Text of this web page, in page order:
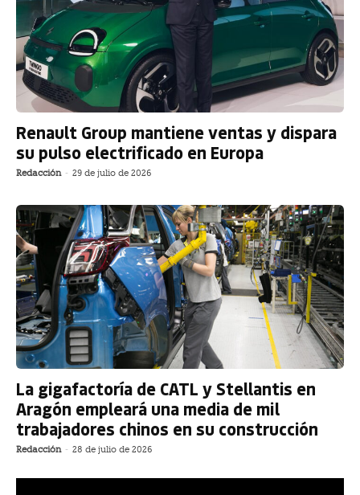
Renault Group mantiene ventas y dispara
su pulso electrificado en Europa
Redacción - 29 de julio de 2026
La gigafactoría de CATL y Stellantis en
Aragón empleará una media de mil
trabajadores chinos en su construcción
Redacción - 28 de julio de 2026